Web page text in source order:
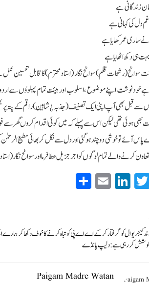
زندگانی ہے
دل کی کہانی ہے
ساری عمر کھایا ہے
ہی دکھ اٹھایا ہے
خود نوشت اپنے موضوع ،اسلوب اور ہیئت تمام پہلوؤں سے اردو
قبل بھی آپ اپنی ایک تصنیف( جذبہ ¿ شاہین)راقم کے پتہ پر بھیج
ہوئی تھی لیکن اس سے پہلے کہ میں کوئی اقدام کروں گھر سے
آئے تو خوشی دوچند ہوگئی اور دل سے نکل کر بھائی مطیع
کرنے والے تمام لوگوں کو اجر جزیل عطا فرما اور سوانح نگار
ce
T
wi
r
Li
nk
In
E
m
کیجریوال کو گرفتار کرکے اے اے پی کو تباہ کرنے کا خوف دکھا کر ہمارے
کوشش کر رہی ہے: دلیپ پانڈے
Paigam Madre Watan